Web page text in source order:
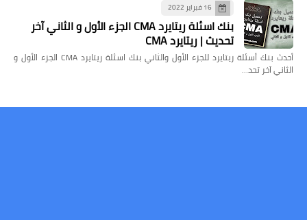
16 فبراير 2022
بنك اسئلة ريتايرد CMA الجزء الأول و الثاني آخر
تحديث | ريتايرد CMA
أحدث بنك أسئلة ريتايرد للجزء الأول والثاني بنك اسئلة ريتايرد CMA الجزء الأول و
الثاني آخر تحد…